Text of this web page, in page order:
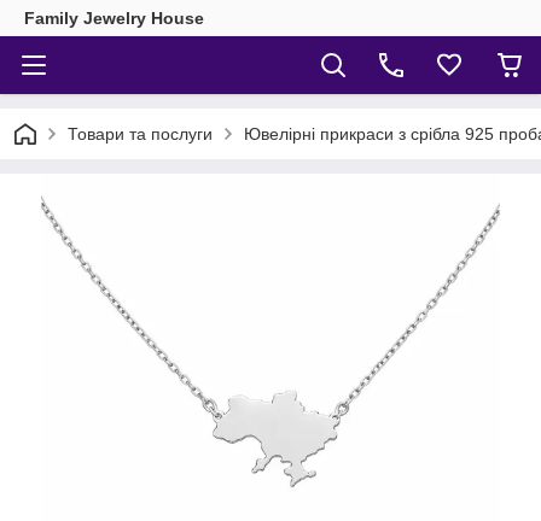
Family Jewelry House
Товари та послуги Ювелірні прикраси з срібла 925